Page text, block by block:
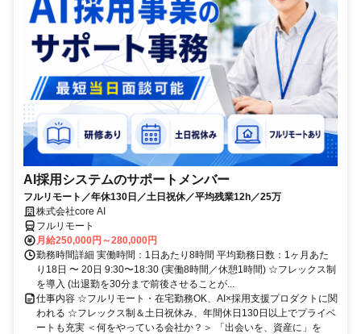
AI採用システムのサポートメンバー
フルリモート／年休130日／土日祝休／平均残業12h／25万
株式会社core AI
フルリモート
月給250,000円～280,000円
勤務時間詳細 実働時間：1日あたり8時間 平均勤務日数：1ヶ月あた
り18日 〜 20日 9:30〜18:30 (実働8時間／休憩1時間) ☆フレックス制
を導入 (出退勤を30分まで前後させることが...
仕事内容 ☆フルリモート・在宅勤務OK、AI×採用支援プロダクトに関
われる ☆フレックス制＆土日祝休み、年間休日130日以上でプライベ
ートも充実 ＜何をやっている会社か？＞ 「出会いを、資産に」を